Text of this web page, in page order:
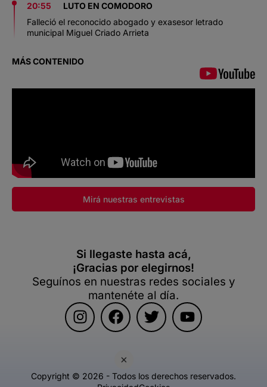
×
20:55
LUTO EN COMODORO
Falleció el reconocido abogado y exasesor letrado
municipal Miguel Criado Arrieta
MÁS CONTENIDO
Mirá nuestras entrevistas
Si llegaste hasta acá,
¡Gracias por elegirnos!
Seguínos en nuestras redes sociales y
mantenéte al día.
Copyright © 2026 - Todos los derechos reservados.